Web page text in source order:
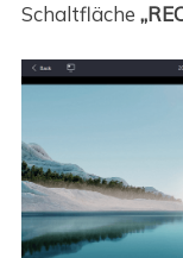
Schaltfläche